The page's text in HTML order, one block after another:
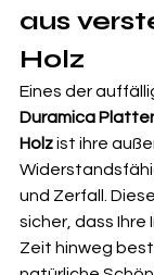
aus
Holz
Eines der
Duramica
Holz ist ihre
und Zerfall.
sicher, dass Ihre
Zeit hinweg